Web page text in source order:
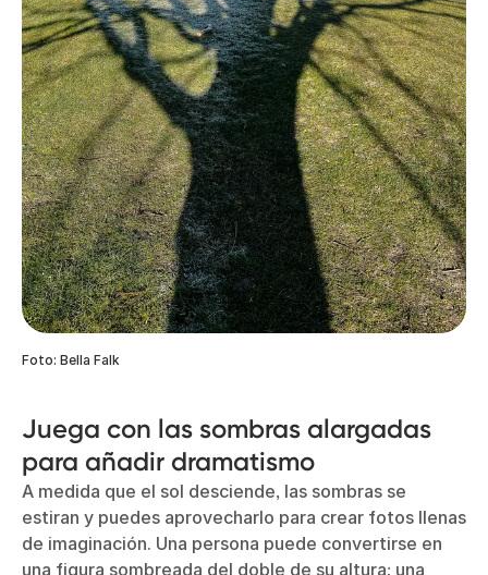
Foto: Bella Falk
Juega con las sombras alargadas
para añadir dramatismo
A medida que el sol desciende, las sombras se
estiran y puedes aprovecharlo para crear fotos llenas
de imaginación. Una persona puede convertirse en
una figura sombreada del doble de su altura; una